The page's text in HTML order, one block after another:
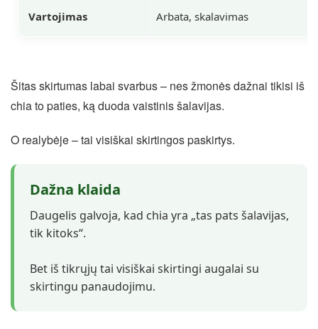
Vartojimas Arbata, skalavimas
Šitas skirtumas labai svarbus – nes žmonės dažnai tikisi iš
chia to paties, ką duoda vaistinis šalavijas.
O realybėje – tai visiškai skirtingos paskirtys.
Dažna klaida
Daugelis galvoja, kad chia yra „tas pats šalavijas,
tik kitoks“.
Bet iš tikrųjų tai visiškai skirtingi augalai su
skirtingu panaudojimu.